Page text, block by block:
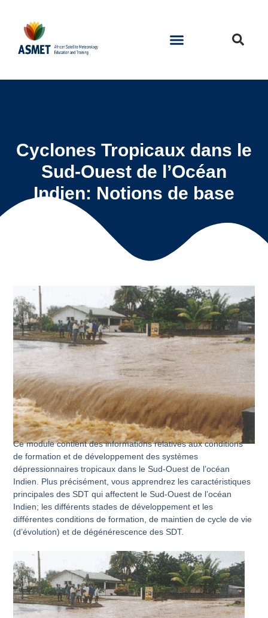
Cyclones Tropicaux dans le
Sud-Ouest de l’Océan
Indien: Notions de base
Ce module contient des informations relatives aux conditions
de formation et de développement des systèmes
dépressionnaires tropicaux dans le Sud-Ouest de l’océan
Indien. Plus précisément, vous apprendrez les caractéristiques
principales des SDT qui affectent le Sud-Ouest de l’océan
Indien; les différents stades de développement et les
différentes conditions de formation, de maintien de cycle de vie
(d’évolution) et de dégénérescence des SDT.